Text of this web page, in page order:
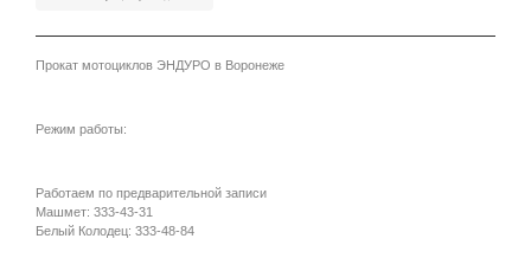
Прокат мотоциклов ЭНДУРО в Воронеже
Режим работы:
Работаем по предварительной записи
Машмет: 333-43-31
Белый Колодец: 333-48-84